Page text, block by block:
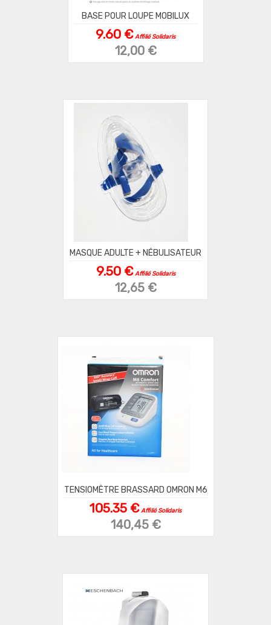
BASE POUR LOUPE MOBILUX
9.60 €Affilié Solidaris
12,00 €
MASQUE ADULTE + NÉBULISATEUR
9.50 € Affilié Solidaris
12,65 €
TENSIOMÈTRE BRASSARD OMRON M6
105.35 €Affilié Solidaris
140,45 €